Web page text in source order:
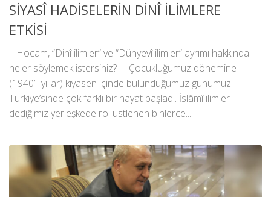
SİYASÎ HADİSELERİN DİNÎ İLİMLERE
ETKİSİ
– Hocam, “Dinî ilimler” ve “Dünyevî ilimler” ayrımı hakkında
neler söylemek istersiniz? – Çocukluğumuz dönemine
(1940’lı yıllar) kıyasen içinde bulunduğumuz günümüz
Türkiye’sinde çok farklı bir hayat başladı. İslâmî ilimler
dediğimiz yerleşkede rol üstlenen binlerce...